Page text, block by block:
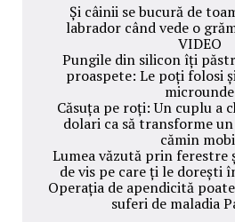
Și câinii se bucură de
labrador când vede o
VIDEO
Pungile din silicon îți
proaspete: Le poți folosi
microunde
Căsuța pe roți: Un cuplu a
dolari ca să transforme
cămin
Lumea văzută prin ferestre
de vis pe care ți le dorești
Operația de apendicită
suferi de maladia